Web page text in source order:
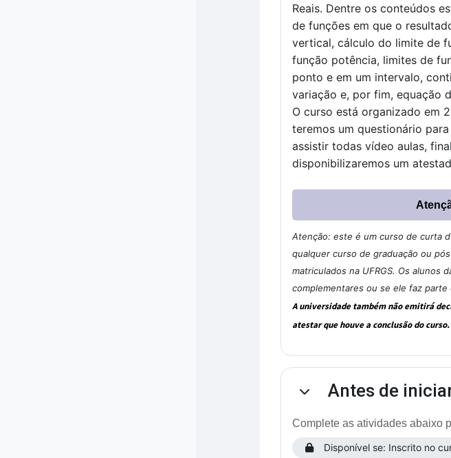
Reais. Dentre os conteúdos
de funções em que o
vertical, cálculo do limite de
função potência, limites de
ponto e em um intervalo,
variação e, por fim, equação
O curso está organizado em
teremos um questionário
assistir todas vídeo aulas,
disponibilizaremos um
Atenção: este é um curso de curta
qualquer curso de graduação ou
matriculados na UFRGS. Os alunos
complementares ou se ele faz
A universidade também não emitirá
atestar que houve a conclusão do curso.
ContrairAntes de
Complete as atividades abaixo
Disponível se: Inscrito no